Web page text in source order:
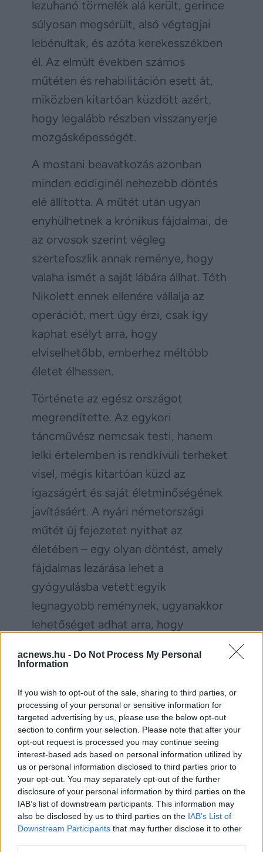
acnews.hu - Do Not Process My Personal
Information
If you wish to opt-out of the sale, sharing to third parties, or
processing of your personal or sensitive information for
targeted advertising by us, please use the below opt-out
section to confirm your selection. Please note that after your
opt-out request is processed you may continue seeing
interest-based ads based on personal information utilized by
us or personal information disclosed to third parties prior to
your opt-out. You may separately opt-out of the further
disclosure of your personal information by third parties on the
IAB’s list of downstream participants. This information may
also be disclosed by us to third parties on the IAB’s List of
Downstream Participants that may further disclose it to other
lezuhanó törmelék alá került, gerince
súlyosan megsérült, alsó végtagjai
lebénultak, és azóta kerekesszékben
él. Az elmúlt években számos
műtéten és rehabilitáción esett át,
miközben kitartóan küzdött azért,
hogy legalább részben visszanyerje
mozgásképességét.
A mostani beavatkozás azonban
minden eddiginél nehezebb döntés
elé állította. A műtét után ugyan
enyhülhetnek a krónikus fájdalmai, de
az orvosok szerint végleg
szertefoszlik annak reménye, hogy
valaha ismét a saját lábára állhat. Tóth
Nikolett ennek ellenére vállalja az
operációt, mert úgy érzi, csak így
kaphat esélyt arra, hogy
elviselhetőbb, emberhez méltóbb
életet élhessen.
Története az egész országot
megrendítette. Az egykori
táncművész nemcsak testi, hanem
lelki értelemben is rendkívüli terheket
visel, mégis kitartóan küzd az
igazságért és saját életminőségének
javításáért. A nyári németországi
műtét új fejezetet nyithat az
életében – egy olyan döntést, amely
fájdalmas lezárása lehet a
gyógyulásba vetett egyik
legnagyobb reménynek, ugyanakkor
lehetőséget adhat arra, hogy
szenvedéstől.
(via )
Facebook Twitter
Reddit Telegram
Email
Hirdetés